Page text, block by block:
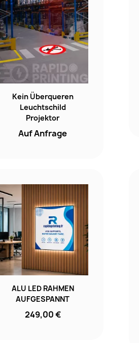
Kein Überqueren
Leuchtschild
Projektor
Auf Anfrage
ALU LED RAHMEN
AUFGESPANNT
249,00 €